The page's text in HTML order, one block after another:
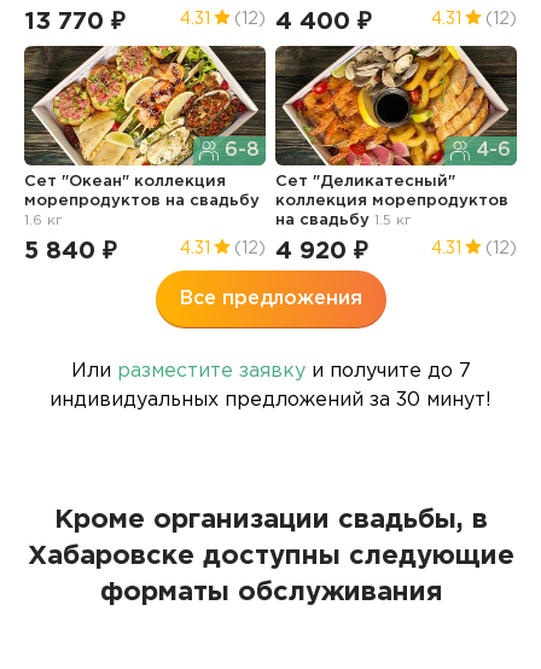
13 770 ₽ 4.31 (12) 4 400 ₽ 4.31 (12)
6-8
Сет "Океан" коллекция
морепродуктов на свадьбу
1.6 кг
5 840 ₽ 4.31 (12)
4-6
Сет "Деликатесный"
коллекция морепродуктов
на свадьбу 1.5 кг
4 920 ₽ 4.31 (12)
Все предложения
Или разместите заявкуи получите до 7
индивидуальных предложений за 30 минут!
Кроме организации свадьбы, в
Хабаровске доступны следующие
форматы обслуживания